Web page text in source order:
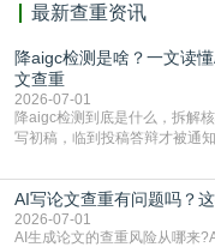
最新查重资讯
降aigc检测是啥？一文读
文查重
2026-07-01
降aigc检测到底是什么，拆解
写初稿，临到投稿答辩才被通
怕是已经入行的科研人员，不
准。其实，降aigc检测是伴随
了满足现在高校、期刊对AI生
AI写论文查重有问题吗？
2026-07-01
AI生成论文的查重风险从哪来